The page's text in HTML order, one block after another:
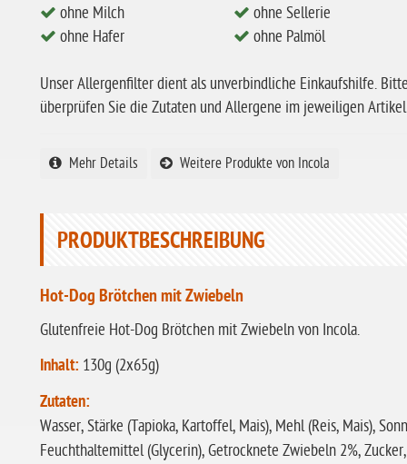
ohne Milch
ohne Hafer
ohne Sellerie
ohne Palmöl
Unser Allergenfilter dient als unverbindliche Einkaufshilfe.
überprüfen Sie die Zutaten und Allergene im jeweiligen
Mehr Details Weitere Produkte von Incola
PRODUKTBESCHREIBUNG
Hot-Dog Brötchen mit Zwiebeln
Glutenfreie Hot-Dog Brötchen mit Zwiebeln von Incola.
Inhalt: 130g (2x65g)
Zutaten:
Wasser, Stärke (Tapioka, Kartoffel, Mais), Mehl (Reis, Mais),
Feuchthaltemittel (Glycerin), Getrocknete Zwiebeln 2%,